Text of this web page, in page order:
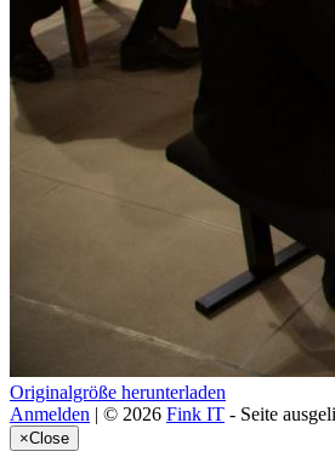
Originalgröße herunterladen
Anmelden | © 2026 Fink IT - Seite
×Close